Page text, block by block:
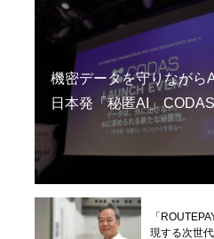
機密データを守りなが
日本発「秘匿AI」
「
現する次世